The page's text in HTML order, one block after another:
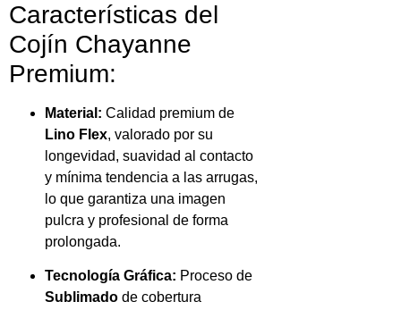
Características del
Cojín Chayanne
Premium:
Material: Calidad premium de
Lino Flex, valorado por su
longevidad, suavidad al contacto
y mínima tendencia a las arrugas,
lo que garantiza una imagen
pulcra y profesional de forma
prolongada.
Tecnología Gráfica: Proceso de
Sublimado de cobertura